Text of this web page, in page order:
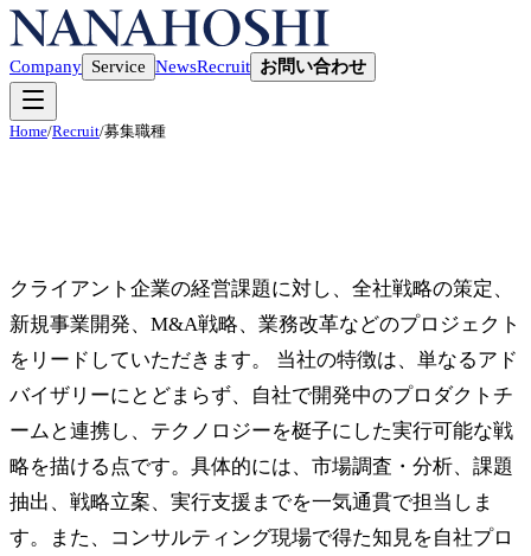
Company Service NewsRecruit お問い合わせ
Home/Recruit/募集職種
クライアント企業の経営課題に対し、全社戦略の策定、
新規事業開発、M&A戦略、業務改革などのプロジェクト
をリードしていただきます。 当社の特徴は、単なるアド
バイザリーにとどまらず、自社で開発中のプロダクトチ
ームと連携し、テクノロジーを梃子にした実行可能な戦
略を描ける点です。具体的には、市場調査・分析、課題
抽出、戦略立案、実行支援までを一気通貫で担当しま
す。また、コンサルティング現場で得た知見を自社プロ